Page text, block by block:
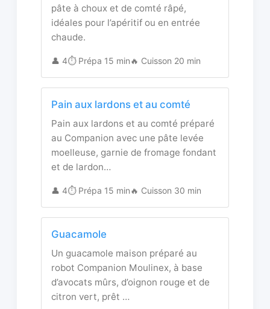
pâte à choux et de comté râpé,
idéales pour l’apéritif ou en entrée
chaude.
👤 4⏱️ Prépa 15 min🔥 Cuisson 20 min
Pain aux lardons et au comté
Pain aux lardons et au comté préparé
au Companion avec une pâte levée
moelleuse, garnie de fromage fondant
et de lardon…
👤 4⏱️ Prépa 15 min🔥 Cuisson 30 min
Guacamole
Un guacamole maison préparé au
robot Companion Moulinex, à base
d’avocats mûrs, d’oignon rouge et de
citron vert, prêt …